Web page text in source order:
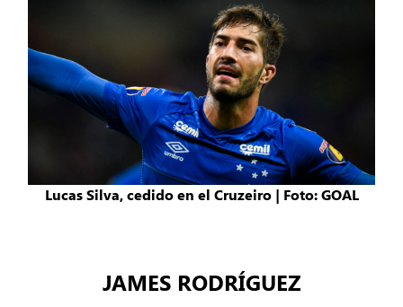
Lucas Silva, cedido en el Cruzeiro | Foto: GOAL
JAMES RODRÍGUEZ